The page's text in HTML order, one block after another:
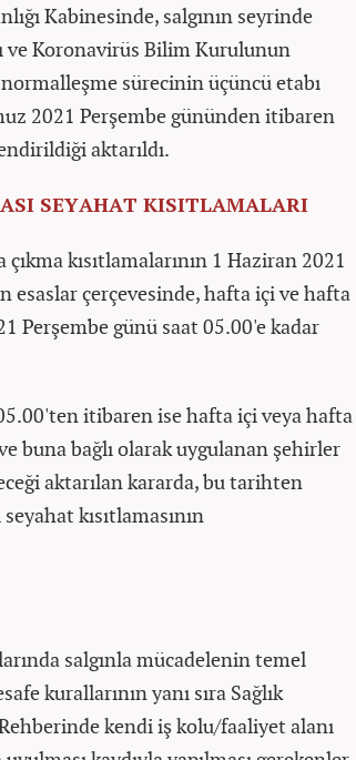
Kabinesinde, salgının seyrinde
ve Koronavirüs Bilim Kurulunun
sürecinin üçüncü etabı
2021 Perşembe gününden itibaren
aktarıldı.
SEYAHAT KISITLAMALARI
kısıtlamalarının 1 Haziran 2021
esaslar çerçevesinde, hafta içi ve hafta
Perşembe günü saat 05.00'e kadar
itibaren ise hafta içi veya hafta
buna bağlı olarak uygulanan şehirler
aktarılan kararda, bu tarihten
kısıtlamasının
salgınla mücadelenin temel
kurallarının yanı sıra Sağlık
kendi iş kolu/faaliyet alanı